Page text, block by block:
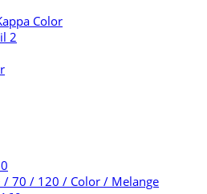
Color
2
/ 70 / 120 / Color / Melange